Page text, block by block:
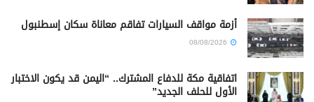
أزمة مواقف السيارات تفاقم معاناة سكان إسطنبول
اتفاقية مكة للدفاع المشترك.. “اليمن قد يكون الاختبار
الأول للحلف الجديد”